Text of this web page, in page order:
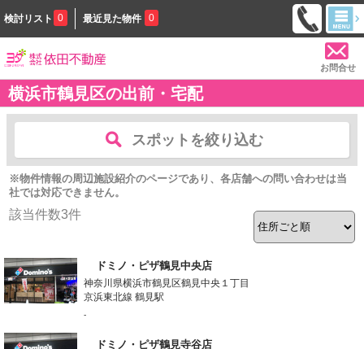
検討リスト 0 最近見た物件 0
お問合せ
横浜市鶴見区の出前・宅配
スポットを絞り込む
※物件情報の周辺施設紹介のページであり、各店舗への問い合わせは当
社では対応できません。
該当件数3件
ドミノ・ピザ鶴見中央店
神奈川県横浜市鶴見区鶴見中央１丁目
京浜東北線 鶴見駅
-
ドミノ・ピザ鶴見寺谷店